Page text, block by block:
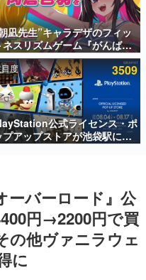
ージビュー数万以上！ などな
、電ファミ渾身の“殿堂入り”記
方々に製作時のエピソードをお
い。『赫本』は、〈試験問題〉
集です。
凪先生”キャラデザのフィッ
ネスリズムゲーム『がんば
！チアリズム』Steamストア
ージが公開。キャラクターの
は陽向葵ゅかさん
度 3509
公式ライセンス・ポ
プアップストアが池袋駅にて
間限定で開催。夏のアパレル
ーバーロード』公
円→2200円で買
の他ヴァニラウェ
に